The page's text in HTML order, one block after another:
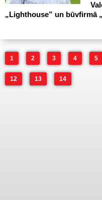
„Lighthouse” un būvfirmā
1 2 3 4 5
12 13 14